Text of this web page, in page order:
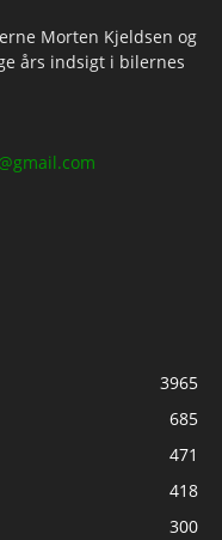
Morten Kjeldsen og
års indsigt i bilernes
3965
685
471
418
300